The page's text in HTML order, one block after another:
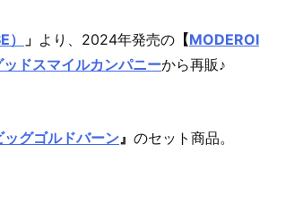
」 より、2024年発売の 【MODEROI
ッドスマイルカンパニーから再販♪
グゴルドバーン 』 のセット商品。